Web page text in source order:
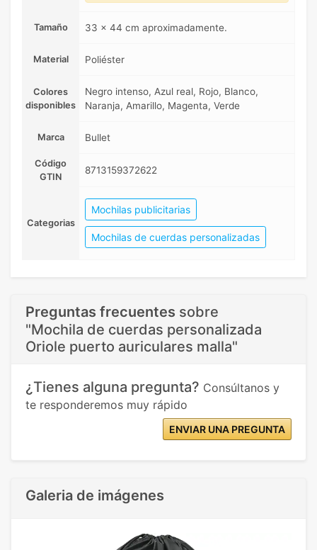
Tamaño 33 x 44 cm aproximadamente.
Material Poliéster
Colores
disponibles
Negro intenso, Azul real, Rojo, Blanco,
Naranja, Amarillo, Magenta, Verde
Marca Bullet
Código
GTIN
8713159372622
Categorias
Mochilas publicitarias
Mochilas de cuerdas personalizadas
Preguntas frecuentes sobre
"Mochila de cuerdas personalizada
Oriole puerto auriculares malla"
¿Tienes alguna pregunta? Consúltanos y
te responderemos muy rápido
ENVIAR UNA PREGUNTA
Galeria de imágenes